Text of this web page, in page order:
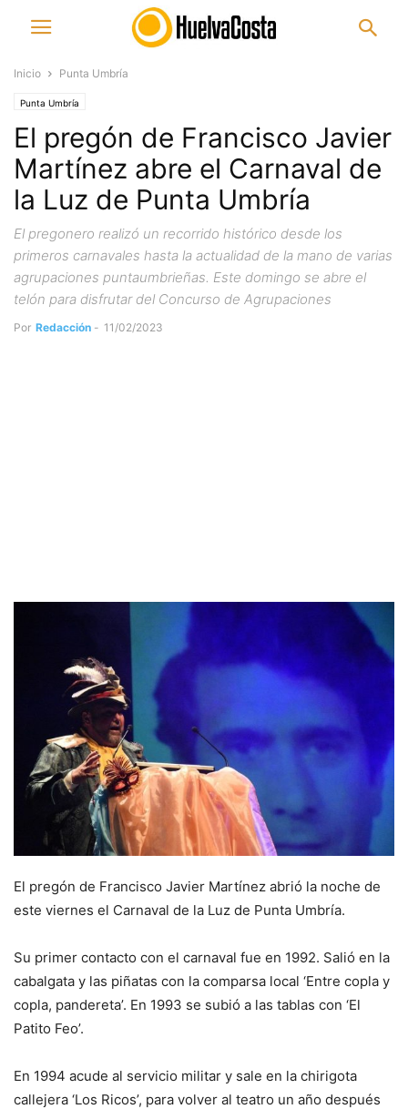
Inicio Punta Umbría
Punta Umbría
El pregón de Francisco Javier
Martínez abre el Carnaval de
la Luz de Punta Umbría
El pregonero realizó un recorrido histórico desde los
primeros carnavales hasta la actualidad de la mano de varias
agrupaciones puntaumbrieñas. Este domingo se abre el
telón para disfrutar del Concurso de Agrupaciones
Por Redacción - 11/02/2023
El pregón de Francisco Javier Martínez abrió la noche de
este viernes el Carnaval de la Luz de Punta Umbría.
Su primer contacto con el carnaval fue en 1992. Salió en la
cabalgata y las piñatas con la comparsa local ‘Entre copla y
copla, pandereta’. En 1993 se subió a las tablas con ‘El
Patito Feo’.
En 1994 acude al servicio militar y sale en la chirigota
callejera ‘Los Ricos’, para volver al teatro un año después